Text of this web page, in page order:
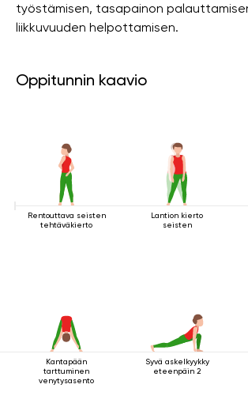
työstämisen, tasapainon
liikkuvuuden helpottamisen.
Oppitunnin kaavio
Rentouttava seisten
tehtäväkierto
Lantion kierto
seisten
Kantapään
tarttuminen
venytysasento
Syvä askelkyykky
eteenpäin 2